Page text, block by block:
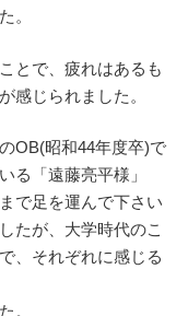
。
とで、疲れはあるも
感じられました。
OB(昭和44年度卒)で
る「遠藤亮平様」
で足を運んで下さい
たが、大学時代のこ
、それぞれに感じる
。